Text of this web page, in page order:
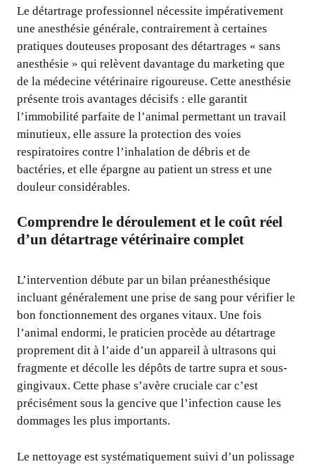
Le détartrage professionnel nécessite impérativement
une anesthésie générale, contrairement à certaines
pratiques douteuses proposant des détartrages « sans
anesthésie » qui relèvent davantage du marketing que
de la médecine vétérinaire rigoureuse. Cette anesthésie
présente trois avantages décisifs : elle garantit
l’immobilité parfaite de l’animal permettant un travail
minutieux, elle assure la protection des voies
respiratoires contre l’inhalation de débris et de
bactéries, et elle épargne au patient un stress et une
douleur considérables.
Comprendre le déroulement et le coût réel
d’un détartrage vétérinaire complet
L’intervention débute par un bilan préanesthésique
incluant généralement une prise de sang pour vérifier le
bon fonctionnement des organes vitaux. Une fois
l’animal endormi, le praticien procède au détartrage
proprement dit à l’aide d’un appareil à ultrasons qui
fragmente et décolle les dépôts de tartre supra et sous-
gingivaux. Cette phase s’avère cruciale car c’est
précisément sous la gencive que l’infection cause les
dommages les plus importants.
Le nettoyage est systématiquement suivi d’un polissage